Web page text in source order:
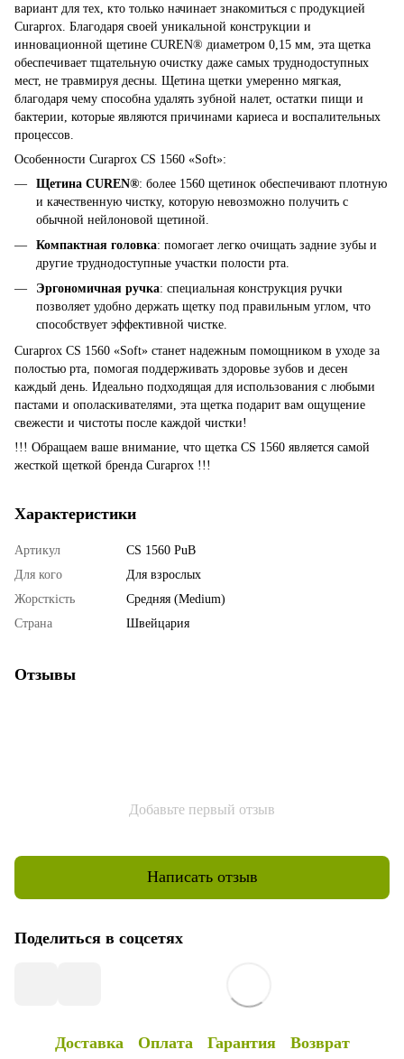
вариант для тех, кто только начинает знакомиться с продукцией
Curaprox. Благодаря своей уникальной конструкции и
инновационной щетине CUREN® диаметром 0,15 мм, эта щетка
обеспечивает тщательную очистку даже самых труднодоступных
мест, не травмируя десны. Щетина щетки умеренно мягкая,
благодаря чему способна удалять зубной налет, остатки пищи и
бактерии, которые являются причинами кариеса и воспалительных
процессов.
Особенности Curaprox CS 1560 «Soft»:
Щетина CUREN®: более 1560 щетинок обеспечивают плотную
и качественную чистку, которую невозможно получить с
обычной нейлоновой щетиной.
Компактная головка: помогает легко очищать задние зубы и
другие труднодоступные участки полости рта.
Эргономичная ручка: специальная конструкция ручки
позволяет удобно держать щетку под правильным углом, что
способствует эффективной чистке.
Curaprox CS 1560 «Soft» станет надежным помощником в уходе за
полостью рта, помогая поддерживать здоровье зубов и десен
каждый день. Идеально подходящая для использования с любыми
пастами и ополаскивателями, эта щетка подарит вам ощущение
свежести и чистоты после каждой чистки!
!!! Обращаем ваше внимание, что щетка CS 1560 является самой
жесткой щеткой бренда Curaprox !!!
Характеристики
Артикул
CS 1560 PuB
Для кого
Для взрослых
Жорсткість
Средняя (Medium)
Страна
Швейцария
Отзывы
Добавьте первый отзыв
Написать отзыв
Поделиться в соцсетях
Доставка Оплата Гарантия Возврат